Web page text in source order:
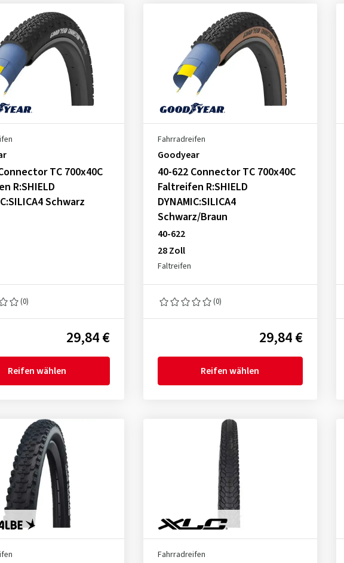
TC 700x40C
R:SHIELD
Schwarz
(0)
29,84 €
Reifen wählen
Fahrradreifen
Goodyear
40-622 Connector TC 700x40C
Faltreifen R:SHIELD
DYNAMIC:SILICA4
Schwarz/Braun
40-622
28 Zoll
Faltreifen
(0)
29,84 €
Reifen wählen
Fahrradreifen